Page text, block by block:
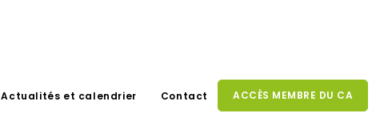
Actualités et calendrier Contact ACCÈS MEMBRE DU CA